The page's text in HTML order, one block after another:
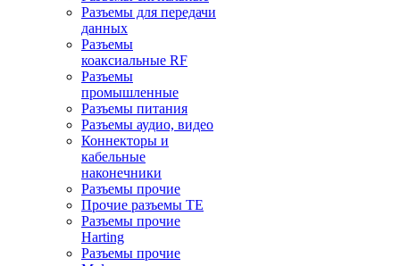
Разъeмы для передачи
данных
Разъeмы
коаксиальные RF
Разъeмы
промышленные
Разъeмы питания
Разъeмы аудио, видео
Коннекторы и
кабельные
наконечники
Разъeмы прочие
Прочие разъемы TE
Разъемы прочие
Harting
Разъемы прочие